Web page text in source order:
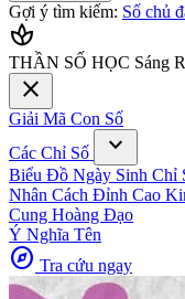
Gợi ý tìm kiếm: Số chủ
spa
THẦN SỐ HỌC Sáng
close
Giải Mã Con Số
Các Chỉ Số
expand_more
Biểu Đồ Ngày Sinh Chỉ
Nhân Cách Đỉnh Cao
Cung Hoàng Đạo
Ý Nghĩa Tên
explore Tra cứu ngay